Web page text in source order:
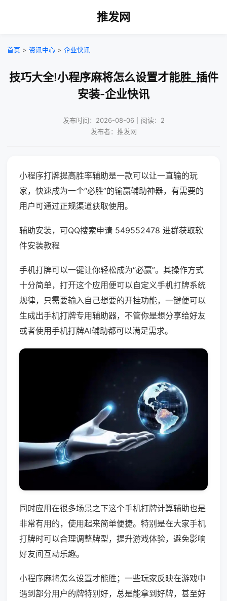
推发网
首页 > 资讯中心 > 企业快讯
技巧大全!小程序麻将怎么设置才能胜_插件
安装-企业快讯
发布时间：2026-08-06｜阅读：2
发布者：推发网
小程序打牌提高胜率辅助是一款可以让一直输的玩
家，快速成为一个“必胜”的输赢辅助神器，有需要的
用户可通过正规渠道获取使用。
辅助安装，可QQ搜索申请 549552478 进群获取软
件安装教程
手机打牌可以一键让你轻松成为“必赢”。其操作方式
十分简单，打开这个应用便可以自定义手机打牌系统
规律，只需要输入自己想要的开挂功能，一键便可以
生成出手机打牌专用辅助器，不管你是想分享给好友
或者使用手机打牌AI辅助都可以满足需求。
同时应用在很多场景之下这个手机打牌计算辅助也是
非常有用的，使用起来简单便捷。特别是在大家手机
打牌时可以合理调整牌型，提升游戏体验，避免影响
好友间互动乐趣。
小程序麻将怎么设置才能胜；一些玩家反映在游戏中
遇到部分用户的牌特别好，总是能拿到好牌，甚至好